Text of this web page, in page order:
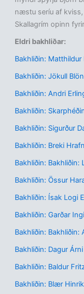
næstu seríu af
Skallagrím opinn
Eldri bakhliðar:
Bakhliðin:
Bakhliðin: Jökull
Bakhliðin: Andri
Bakhliðin:
Bakhliðin: Sigurður
Bakhliðin: Breki
Bakhliðin: Bakhliðin:
Bakhliðin: Össur
Bakhliðin: Ísak Logi
Bakhliðin: Garðar
Bakhliðin: Bakhliðin:
Bakhliðin: Dagur
Bakhliðin: Baldur
Bakhliðin: Blær